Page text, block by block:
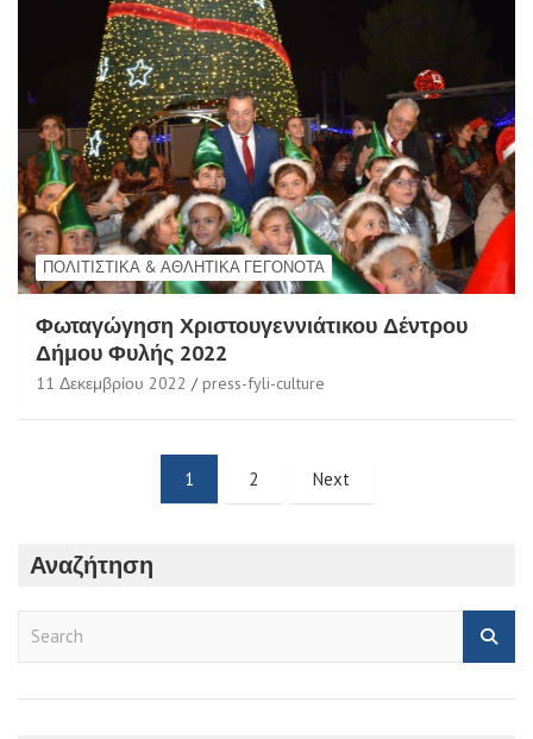
ΠΟΛΙΤΙΣΤΙΚΆ & ΑΘΛΗΤΙΚΆ ΓΕΓΟΝΌΤΑ
Φωταγώγηση Χριστουγεννιάτικου Δέντρου
Δήμου Φυλής 2022
11 Δεκεμβρίου 2022 press-fyli-culture
Σελιδοποίηση1 2 Next
Αναζήτηση
r